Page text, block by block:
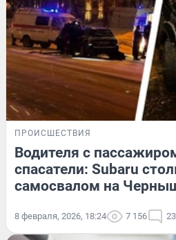
ПРОИСШЕСТВИЯ
Водителя с
спасатели: Subaru
самосвалом на
8 февраля, 2026, 18:24 7 156 23